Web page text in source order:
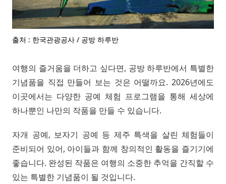
출처 : 한국관광공사 / 공방 하루반
여행의 즐거움을 더하고 싶다면, 공방 하루반에서 특별한
기념품을 직접 만들어 보는 것은 어떨까요. 2026년에도
이곳에서는 다양한 공예 체험 프로그램을 통해 세상에
하나뿐인 나만의 작품을 만들 수 있습니다.
자개 공예, 보자기 공예 등 제주 특색을 살린 체험들이
준비되어 있어, 아이들과 함께 창의적인 활동을 즐기기에
좋습니다. 완성된 작품은 여행의 소중한 추억을 간직할 수
있는 특별한 기념품이 될 것입니다.